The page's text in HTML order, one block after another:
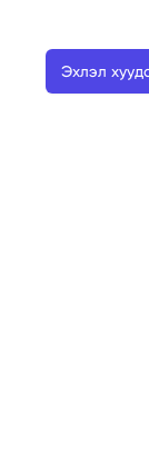
Эхлэл